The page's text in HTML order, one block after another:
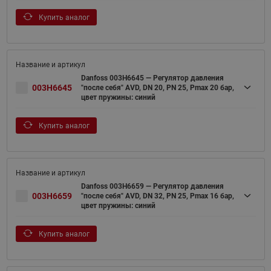
Купить аналог
003H6645
Danfoss 003H6645 — Регулятор давления
"после себя" AVD, DN 20, PN 25, Рmax 20 бар,
цвет пружины: синий
Купить аналог
003H6659
Danfoss 003H6659 — Регулятор давления
"после себя" AVD, DN 32, PN 25, Рmax 16 бар,
цвет пружины: синий
Купить аналог